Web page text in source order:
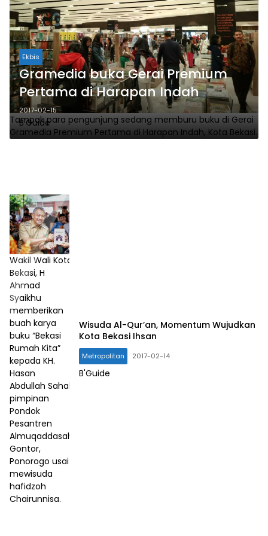
Tampak para pengunjung sedang memburu buku di Gerai
Gramedia Premium Pertama di Harapan Indah, Kota Bekasi.
Ekbis
Gramedia buka Gerai Premium
Pertama di Harapan Indah
2017-02-15
B'Guide
Wakil Wali Kota
Bekasi, H
Ahmad
Syaikhu
memberikan
buah karya
buku “Bekasi
Rumah Kita”
kepada KH.
Hasan
Abdullah Sahal,
pimpinan
Pondok
Pesantren
Almuqaddasah
Gontor,
Ponorogo usai
mewisuda
hafidzoh
Chairunnisa.
Wisuda Al-Qur’an, Momentum Wujudkan
Kota Bekasi Ihsan
Metropolitan 2017-02-14
B'Guide